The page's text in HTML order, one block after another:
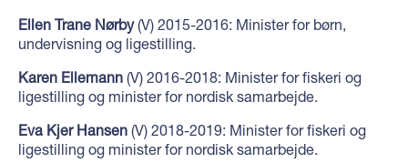
Ellen Trane Nørby(V) 2015-2016: Minister for børn,
undervisning og ligestilling.
Karen Ellemann (V) 2016-2018: Minister for fiskeri og
ligestilling og minister for nordisk samarbejde.
Eva Kjer Hansen (V) 2018-2019: Minister for fiskeri og
ligestilling og minister for nordisk samarbejde.